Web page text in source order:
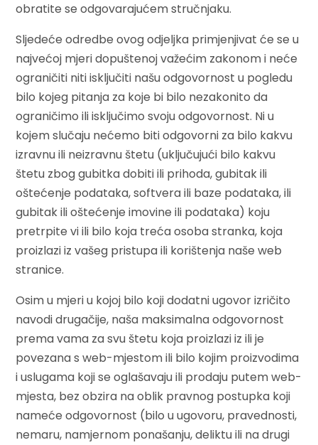
obratite se odgovarajućem stručnjaku.
Sljedeće odredbe ovog odjeljka primjenjivat će se u
najvećoj mjeri dopuštenoj važećim zakonom i neće
ograničiti niti isključiti našu odgovornost u pogledu
bilo kojeg pitanja za koje bi bilo nezakonito da
ograničimo ili isključimo svoju odgovornost. Ni u
kojem slučaju nećemo biti odgovorni za bilo kakvu
izravnu ili neizravnu štetu (uključujući bilo kakvu
štetu zbog gubitka dobiti ili prihoda, gubitak ili
oštećenje podataka, softvera ili baze podataka, ili
gubitak ili oštećenje imovine ili podataka) koju
pretrpite vi ili bilo koja treća osoba stranka, koja
proizlazi iz vašeg pristupa ili korištenja naše web
stranice.
Osim u mjeri u kojoj bilo koji dodatni ugovor izričito
navodi drugačije, naša maksimalna odgovornost
prema vama za svu štetu koja proizlazi iz ili je
povezana s web-mjestom ili bilo kojim proizvodima
i uslugama koji se oglašavaju ili prodaju putem web-
mjesta, bez obzira na oblik pravnog postupka koji
nameće odgovornost (bilo u ugovoru, pravednosti,
nemaru, namjernom ponašanju, deliktu ili na drugi